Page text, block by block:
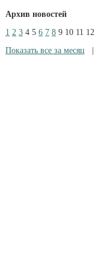
Архив новостей
1 2 3 4 5 6 7 8 9 10 11 12
Показать все за месяц